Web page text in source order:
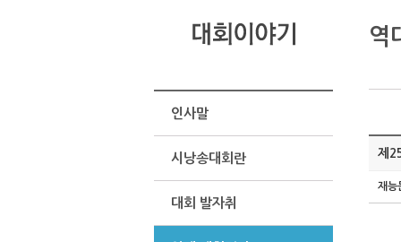
인사말
시낭송대회란
대회 발자취
역
제
재능